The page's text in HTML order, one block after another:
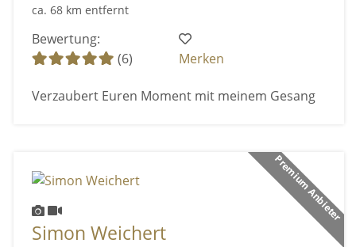
ca. 68 km entfernt
Bewertung:
(6)
Merken
Verzaubert Euren Moment mit meinem Gesang
Premium Anbieter
Simon Weichert